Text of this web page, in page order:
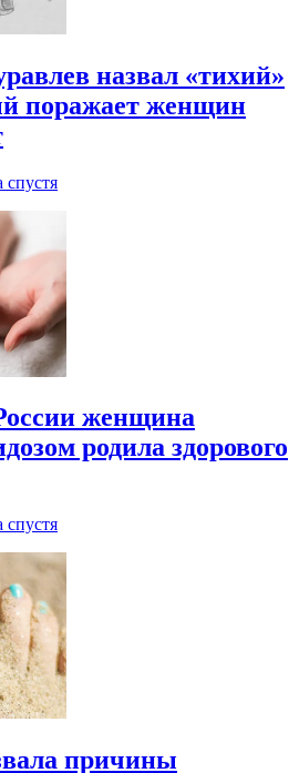
назвал «тихий»
поражает женщин
спустя
женщина
родила здорового
спустя
причины